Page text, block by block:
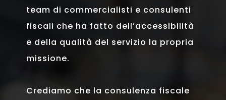
team di commercialisti e consulenti
fiscali che ha fatto dell’accessibilità
e della qualità del servizio la propria
missione.
Crediamo che la consulenza fiscale